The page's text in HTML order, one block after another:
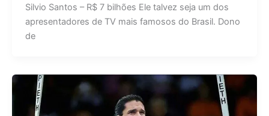
Silvio Santos – R$ 7 bilhões Ele talvez seja um dos
apresentadores de TV mais famosos do Brasil. Dono
de